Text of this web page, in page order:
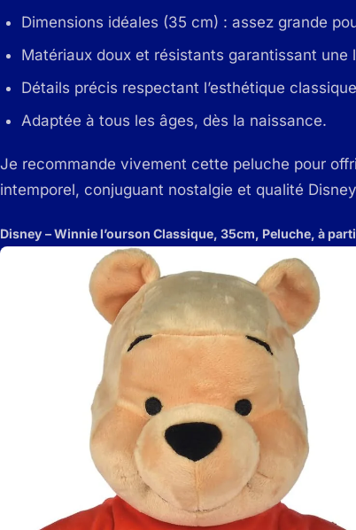
Dimensions idéales (35 cm) : assez grande
Matériaux doux et résistants garantissant une
Détails précis respectant l’esthétique
Adaptée à tous les âges, dès la naissance.
Je recommande vivement cette peluche pour
intemporel, conjuguant nostalgie et qualité
Disney – Winnie l’ourson Classique, 35cm, Peluche, à